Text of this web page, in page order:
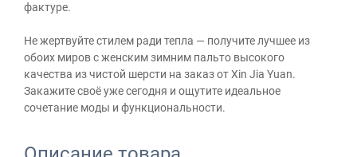
фактуре.
Не жертвуйте стилем ради тепла — получите лучшее из
обоих миров с женским зимним пальто высокого
качества из чистой шерсти на заказ от Xin Jia Yuan.
Закажите своё уже сегодня и ощутите идеальное
сочетание моды и функциональности.